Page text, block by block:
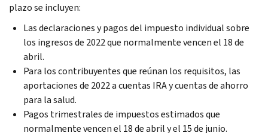
plazo se incluyen:
Las declaraciones y pagos del impuesto individual sobre
los ingresos de 2022 que normalmente vencen el 18 de
abril.
Para los contribuyentes que reúnan los requisitos, las
aportaciones de 2022 a cuentas IRA y cuentas de ahorro
para la salud.
Pagos trimestrales de impuestos estimados que
normalmente vencen el 18 de abril y el 15 de junio.